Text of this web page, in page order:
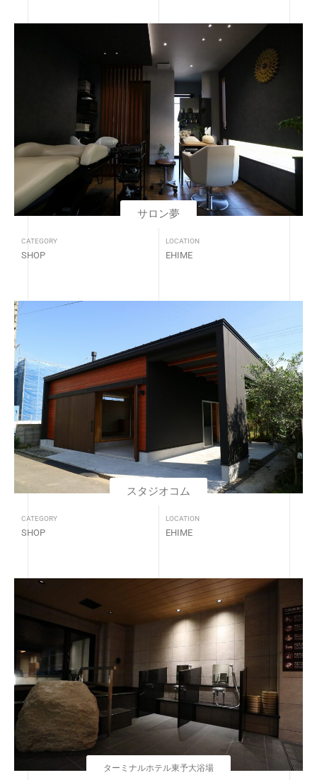
サロン夢
CATEGORY
SHOP
LOCATION
EHIME
スタジオコム
CATEGORY
SHOP
LOCATION
EHIME
ターミナルホテル東予大浴場